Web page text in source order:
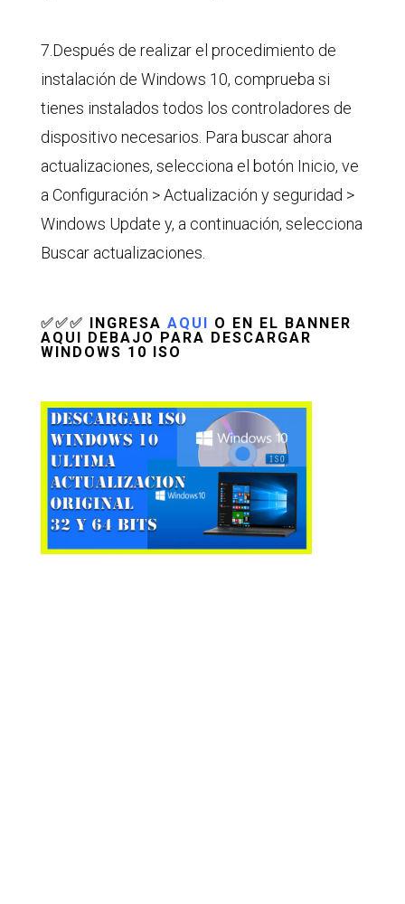
7.Después de realizar el procedimiento de
instalación de Windows 10, comprueba si
tienes instalados todos los controladores de
dispositivo necesarios. Para buscar ahora
actualizaciones, selecciona el botón Inicio, ve
a Configuración > Actualización y seguridad >
Windows Update y, a continuación, selecciona
Buscar actualizaciones.
✅✅✅ INGRESA AQUI O EN EL BANNER
AQUI DEBAJO PARA DESCARGAR
WINDOWS 10 ISO